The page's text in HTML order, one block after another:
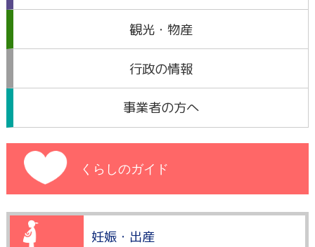
観光・物産
行政の情報
事業者の方へ
くらしのガイド
妊娠・出産